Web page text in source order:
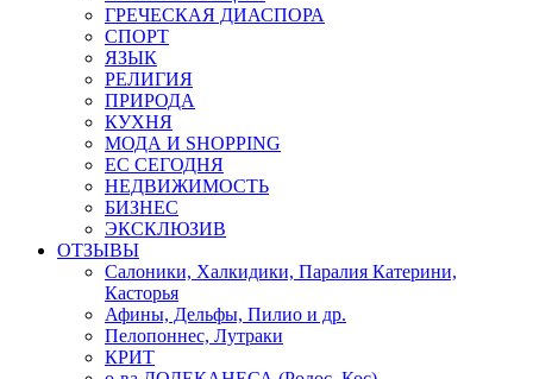
ГРЕЧЕСКАЯ ДИАСПОРА
СПОРТ
ЯЗЫК
РЕЛИГИЯ
ПРИРОДА
КУХНЯ
МОДА И SHOPPING
ЕС СЕГОДНЯ
НЕДВИЖИМОСТЬ
БИЗНЕС
ЭКСКЛЮЗИВ
ОТЗЫВЫ
Салоники, Халкидики, Паралия Катерини,
Касторья
Афины, Дельфы, Пилио и др.
Пелопоннес, Лутраки
КРИТ